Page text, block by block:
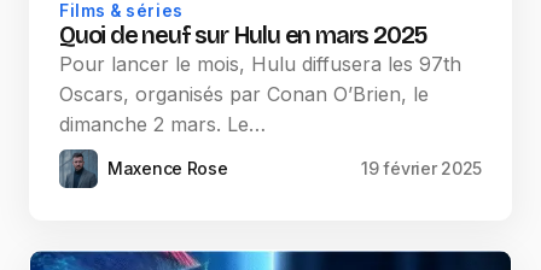
Films & séries
Quoi de neuf sur Hulu en mars 2025
Pour lancer le mois, Hulu diffusera les 97th
Oscars, organisés par Conan O’Brien, le
dimanche 2 mars. Le…
Maxence Rose 19 février 2025